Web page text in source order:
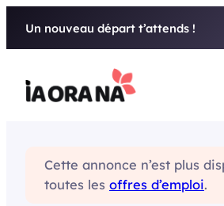
Un nouveau départ t’attends !
Cette annonce n’est plus
toutes les offres d’emploi.